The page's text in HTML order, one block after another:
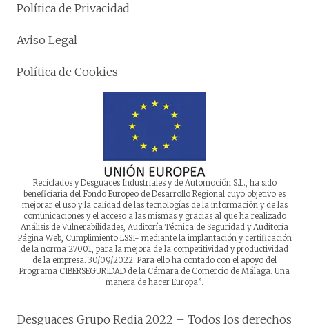
Política de Privacidad
Aviso Legal
Política de Cookies
Reciclados y Desguaces Industriales y de Automoción S.L., ha sido
beneficiaria del Fondo Europeo de Desarrollo Regional cuyo objetivo es
mejorar el uso y la calidad de las tecnologías de la información y de las
comunicaciones y el acceso a las mismas y gracias al que ha realizado
Análisis de Vulnerabilidades, Auditoría Técnica de Seguridad y Auditoría
Página Web, Cumplimiento LSSI- mediante la implantación y certificación
de la norma 27001, para la mejora de la competitividad y productividad
de la empresa. 30/09/2022. Para ello ha contado con el apoyo del
Programa CIBERSEGURIDAD de la Cámara de Comercio de Málaga. Una
manera de hacer Europa”.
Desguaces Grupo Redia 2022 – Todos los derechos